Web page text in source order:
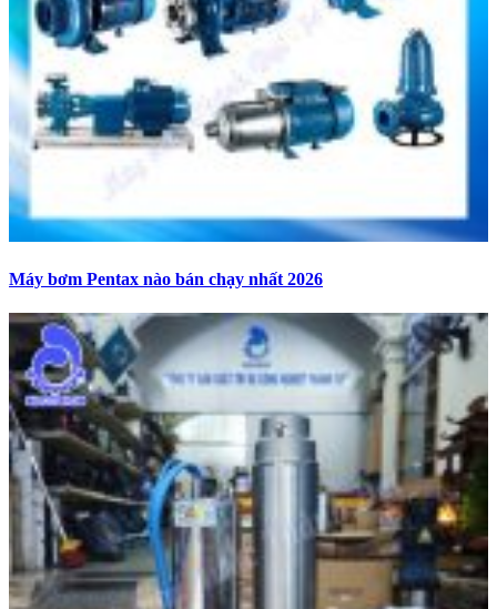
Máy bơm Pentax nào bán chạy nhất 2026